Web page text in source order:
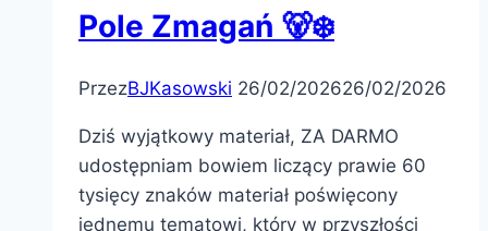
Pole Zmagań 🐻‍❄️
PrzezBJKasowski 26/02/202626/02/2026
Dziś wyjątkowy materiał, ZA DARMO
udostępniam bowiem liczący prawie 60
tysięcy znaków materiał poświęcony
jednemu tematowi, który w przyszłości